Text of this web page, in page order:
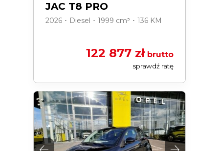
JAC T8 PRO
2026 ･ Diesel ･ 1999 cm³ ･ 136 KM
122 877 złbrutto
sprawdź ratę